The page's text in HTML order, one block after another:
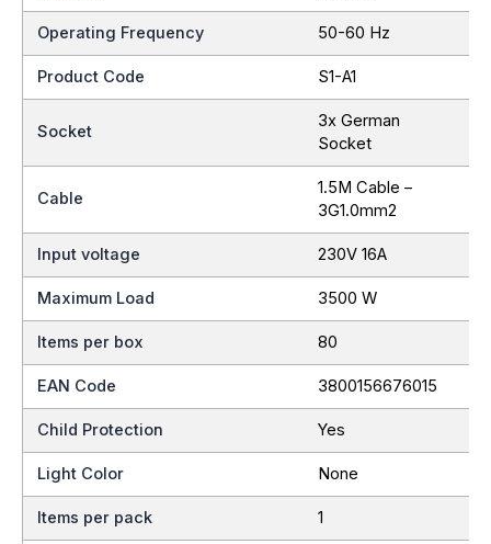
Operating Frequency 50-60 Hz
Product Code S1-A1
Socket
3x German
Socket
Cable
1.5M Cable –
3G1.0mm2
Input voltage 230V 16A
Maximum Load 3500 W
Items per box 80
EAN Code 3800156676015
Child Protection Yes
Light Color None
Items per pack 1